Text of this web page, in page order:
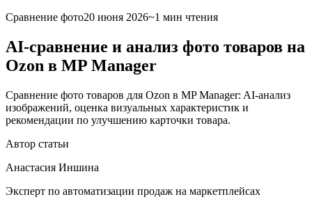
Сравнение фото20 июня 2026~1 мин чтения
AI-сравнение и анализ фото товаров на
Ozon в MP Manager
Сравнение фото товаров для Ozon в MP Manager: AI-анализ
изображений, оценка визуальных характеристик и
рекомендации по улучшению карточки товара.
Автор статьи
Анастасия Иншина
Эксперт по автоматизации продаж на маркетплейсах